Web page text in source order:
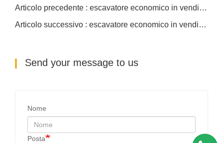
Articolo precedente : escavatore economico in vendita 21ton
Articolo successivo : escavatore economico in vendita 41ton
Send your message to us
Nome
Posta